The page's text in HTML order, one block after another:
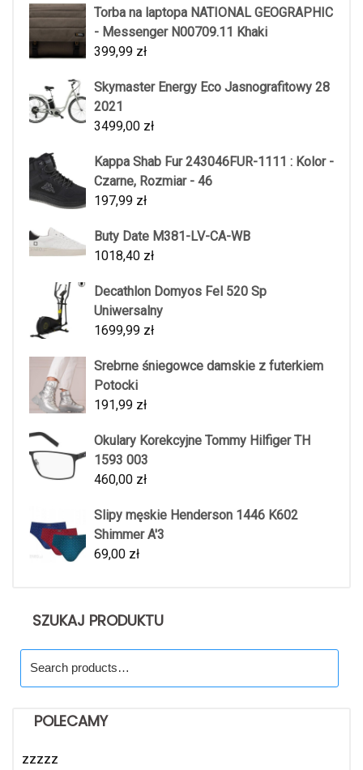
Torba na laptopa NATIONAL GEOGRAPHIC
- Messenger N00709.11 Khaki
399,99 zł
Skymaster Energy Eco Jasnografitowy 28
2021
3499,00 zł
Kappa Shab Fur 243046FUR-1111 : Kolor -
Czarne, Rozmiar - 46
197,99 zł
Buty Date M381-LV-CA-WB
1018,40 zł
Decathlon Domyos Fel 520 Sp
Uniwersalny
1699,99 zł
Srebrne śniegowce damskie z futerkiem
Potocki
191,99 zł
Okulary Korekcyjne Tommy Hilfiger TH
1593 003
460,00 zł
Slipy męskie Henderson 1446 K602
Shimmer A'3
69,00 zł
SZUKAJ PRODUKTU
for:
POLECAMY
zzzzz